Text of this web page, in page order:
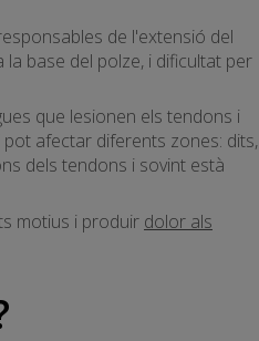
de l'extensió del
base del polze, i dificultat per
que lesionen els tendons i
afectar diferents zones: dits,
dels tendons i sovint està
motius i produir dolor als